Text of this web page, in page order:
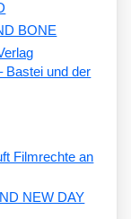
BONE
Bastei und der
Filmrechte an
NEW DAY